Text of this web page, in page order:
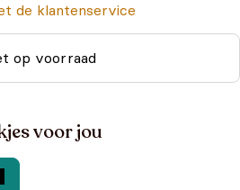
de klantenservice
op voorraad
voor jou